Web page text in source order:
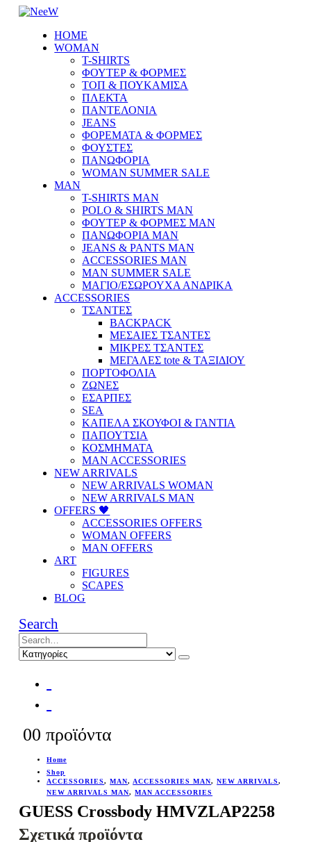
HOME
WOMAN
T-SHIRTS
ΦΟΥΤΕΡ & ΦΟΡΜΕΣ
ΤΟΠ & ΠΟΥΚΑΜΙΣΑ
ΠΛΕΚΤΑ
ΠΑΝΤΕΛΟΝΙΑ
JEANS
ΦΟΡΕΜΑΤΑ & ΦΟΡΜΕΣ
ΦΟΥΣΤΕΣ
ΠΑΝΩΦΟΡΙΑ
WOMAN SUMMER SALE
MAN
T-SHIRTS MAN
POLO & SHIRTS MAN
ΦΟΥΤΕΡ & ΦΟΡΜΕΣ MAN
ΠΑΝΩΦΟΡΙΑ MAN
JEANS & PANTS MAN
ACCESSORIES MAN
MAN SUMMER SALE
ΜΑΓΙΟ/ΕΣΩΡΟΥΧΑ ΑΝΔΡΙΚΑ
ACCESSORIES
ΤΣΑΝΤΕΣ
BACKPACK
ΜΕΣΑΙΕΣ ΤΣΑΝΤΕΣ
ΜΙΚΡΕΣ ΤΣΑΝΤΕΣ
ΜΕΓΑΛΕΣ tote & ΤΑΞΙΔΙΟΥ
ΠΟΡΤΟΦΟΛΙΑ
ΖΩΝΕΣ
ΕΣΑΡΠΕΣ
SEA
ΚΑΠΕΛΑ ΣΚΟΥΦΟΙ & ΓΑΝΤΙΑ
ΠΑΠΟΥΤΣΙΑ
ΚΟΣΜΗΜΑΤΑ
MAN ACCESSORIES
NEW ARRIVALS
NEW ARRIVALS WOMAN
NEW ARRIVALS MAN
OFFERS 🖤
ACCESSORIES OFFERS
WOMAN OFFERS
MAN OFFERS
ART
FIGURES
SCAPES
BLOG
Search
00 προϊόντα
Home
Shop
ACCESSORIES,MAN, ACCESSORIES MAN,NEW ARRIVALS,
NEW ARRIVALS MAN,MAN ACCESSORIES
GUESS Crossbody HMVZLAP2258
Σχετικά προϊόντα